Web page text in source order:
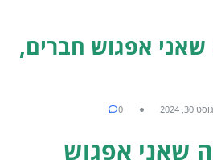
אפגוש חברים,
30, 2024
0
שאני אפגוש